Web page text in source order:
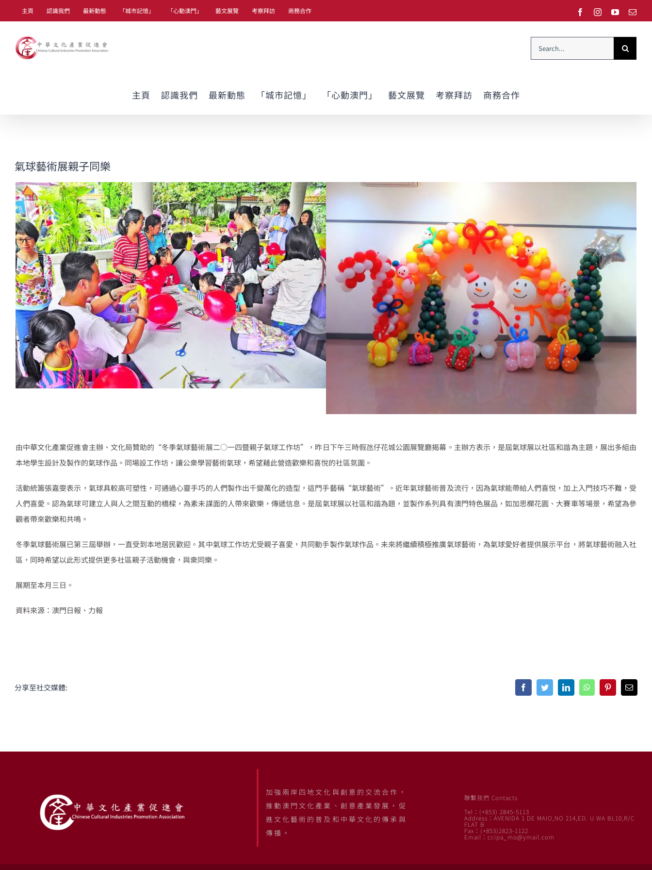
to
content
主頁 認識我們 最新動態 「城市記憶」 「心動澳門」 藝文展覽 考察拜訪 商務合作 FacebookInstagramYouTube
Search
for:
主頁 認識我們 最新動態 「城市記憶」 「心動澳門」 藝文展覽 考察拜訪 商務合作
氣球藝術展親子同樂
由中華文化產業促進會主辦、文化局贊助的 “冬季氣球藝術展二○一四暨親子氣球工作坊”
，昨日下午三時假氹仔花城公園展覽廳揭幕。主辦方表示，是屆氣球展以社區和諧為主題，展出多組由
本地學生設計及製作的氣球作品。同場設工作坊，讓公衆學習藝術氣球，希望藉此營造歡樂和喜悅的社區氛圍。
活動統籌張嘉雯表示，氣球具較高可塑性，可通過心靈手巧的人們製作出千變萬化的造型，這門手藝稱“氣球藝術”
。近年氣球藝術普及流行，因為氣球能帶給人們喜悅，加上入門技巧不難，受
人們喜愛。認為氣球可建立人與人之間互動的橋樑，為素未謀面的人帶來歡樂，傳遞信息。 是屆氣球展以社區和諧為題，並製作系列具有澳門特色展品，如加思欄花園、大賽車等場景，希望為參
觀者帶來歡樂和共鳴。
冬季氣球藝術展已第三屆舉辦，一直受到本地居民歡迎。其中氣球工作坊尤受親子喜愛，共同動手製作氣球作品。未來將繼續積極推廣氣球藝術，為氣球愛好者提供展示平台，將氣球藝術融入社
區，同時希望以此形式提供更多社區親子活動機會，與衆同樂。
展期至本月三日。
資料來源：澳門日報、力報
分享至社交媒體: FacebookTwitterLinkedInWhatsAppPinterestEmail
加強兩岸四地文化與創意的交流合作，
推動澳門文化產業、創意產業發展，促
進文化藝術的普及和中華文化的傳承與
傳播。
聯繫我們 Contacts
Tel：(+853) 2845-5113
Address：AVENIDA 1 DE MAIO,NO 214,ED. U WA BL10,R/C
FLAT B
Fax：(+853)2823-1122
Email：ccipa_mo@ymail.com